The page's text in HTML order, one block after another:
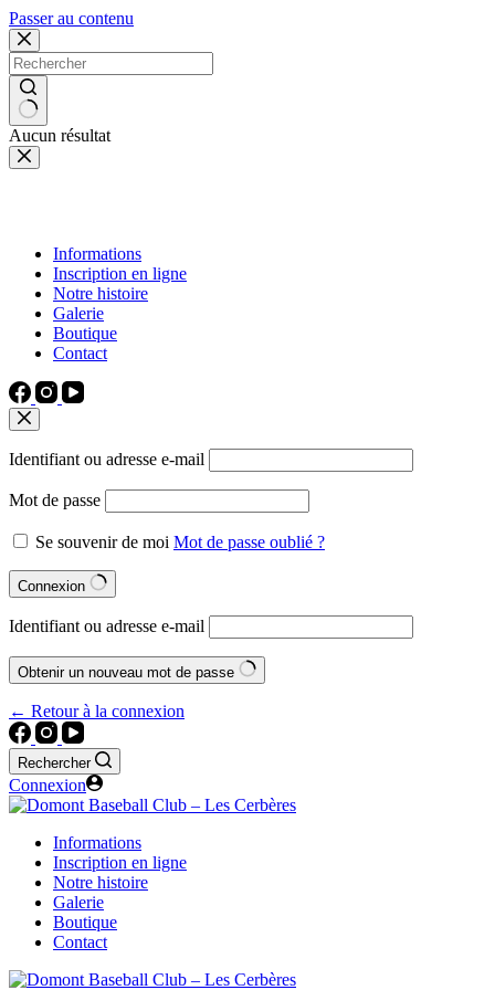
Passer au contenu
Aucun résultat
Informations
Inscription en ligne
Notre histoire
Galerie
Boutique
Contact
Identifiant ou adresse e-mail
Mot de passe
Se souvenir de moi Mot de passe oublié ?
Connexion
Identifiant ou adresse e-mail
Obtenir un nouveau mot de passe
← Retour à la connexion
Rechercher
Connexion
Informations
Inscription en ligne
Notre histoire
Galerie
Boutique
Contact